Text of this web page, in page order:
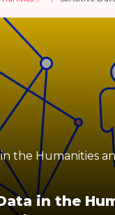
the Humanities
in the